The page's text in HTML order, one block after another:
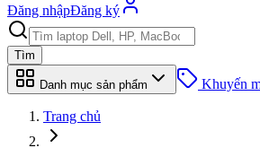
Đăng nhậpĐăng ký
Tìm
Danh mục sản phẩm Khuyến
Trang chủ